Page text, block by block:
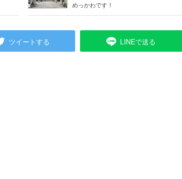
めっかわです！
ツイートする LINEで送る